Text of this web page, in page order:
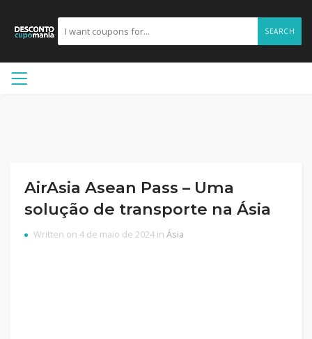
SEARCH
AirAsia Asean Pass – Uma
solução de transporte na Ásia
Written on 4 de maio de 2024 in Ásia